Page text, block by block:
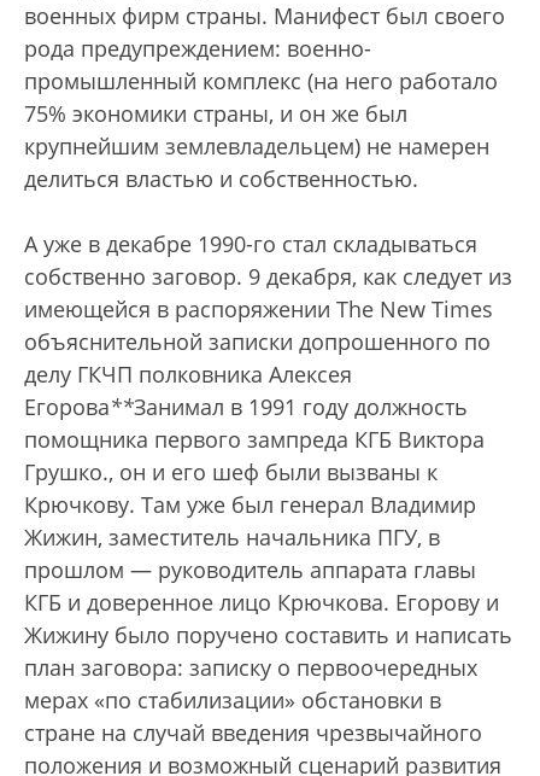
военных фирм страны. Манифест был своего
рода предупреждением: военно-
промышленный комплекс (на него работало
75% экономики страны, и он же был
крупнейшим землевладельцем) не намерен
делиться властью и собственностью.
А уже в декабре 1990-го стал складываться
собственно заговор. 9 декабря, как следует из
имеющейся в распоряжении The New Times
объяснительной записки допрошенного по
делу ГКЧП полковника Алексея
Егорова**Занимал в 1991 году должность
помощника первого зампреда КГБ Виктора
Грушко., он и его шеф были вызваны к
Крючкову. Там уже был генерал Владимир
Жижин, заместитель начальника ПГУ, в
прошлом — руководитель аппарата главы
КГБ и доверенное лицо Крючкова. Егорову и
Жижину было поручено составить и написать
план заговора: записку о первоочередных
мерах «по стабилизации» обстановки в
стране на случай введения чрезвычайного
положения и возможный сценарий развития